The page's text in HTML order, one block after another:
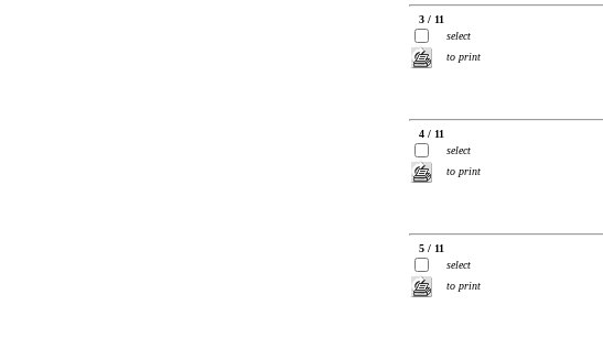
3 / 11
select
to print
4 / 11
select
to print
5 / 11
select
to print